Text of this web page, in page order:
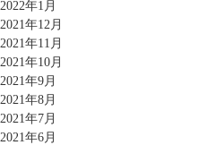
2022年1月
2021年12月
2021年11月
2021年10月
2021年9月
2021年8月
2021年7月
2021年6月